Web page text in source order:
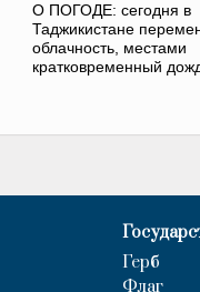
О ПОГОДЕ: сегодня в
Таджикистане
облачность, местами
кратковременный
Герб
Флаг